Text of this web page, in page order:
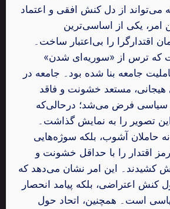
می‌تواند از دل کنش افقی و اعتماد
امر، یکی از اساسی‌ترین
اقتدارگرا را بی‌اعتبار ساخت۔
که ترس از «سوریه‌ای ‌شدن»
جامعه بنا شده بود۔ جامعه در
هیجانی، مستعد خشونت و فاقد
سیاسی فرض می‌شد؛ درحالی‌که
تصویر را به نمایش گذاشت۔
حاملان آشوب، بلکه سوژه‌هایی
اقتدار را با حداقل خشونت و
کشیدند۔ این امر نشان می‌دهد که
اعتراضی، بلکه پیامد انحصار
است۔ همچنین، اتحاد حول